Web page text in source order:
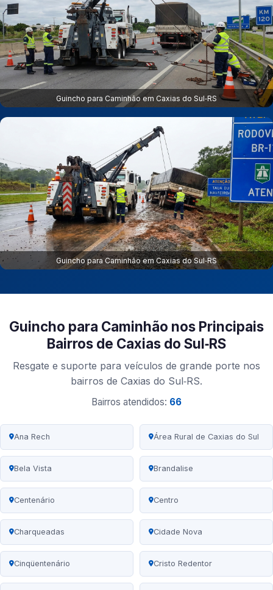
Guincho para Caminhão em Caxias do Sul‑RS
Guincho para Caminhão em Caxias do Sul‑RS
Guincho para Caminhão nos Principais
Bairros de Caxias do Sul‑RS
Resgate e suporte para veículos de grande porte nos
bairros de Caxias do Sul‑RS.
Bairros atendidos: 66
Ana Rech Área Rural de Caxias do Sul
Bela Vista Brandalise
Centenário Centro
Charqueadas Cidade Nova
Cinqüentenário Cristo Redentor